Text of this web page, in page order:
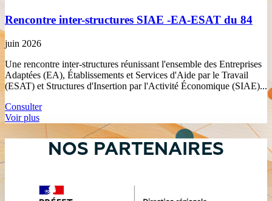
Rencontre inter-structures SIAE -EA-ESAT du 84
juin 2026
Une rencontre inter-structures réunissant l'ensemble des Entreprises
Adaptées (EA), Établissements et Services d'Aide par le Travail
(ESAT) et Structures d'Insertion par l'Activité Économique (SIAE)...
Consulter
Voir plus
NOS PARTENAIRES